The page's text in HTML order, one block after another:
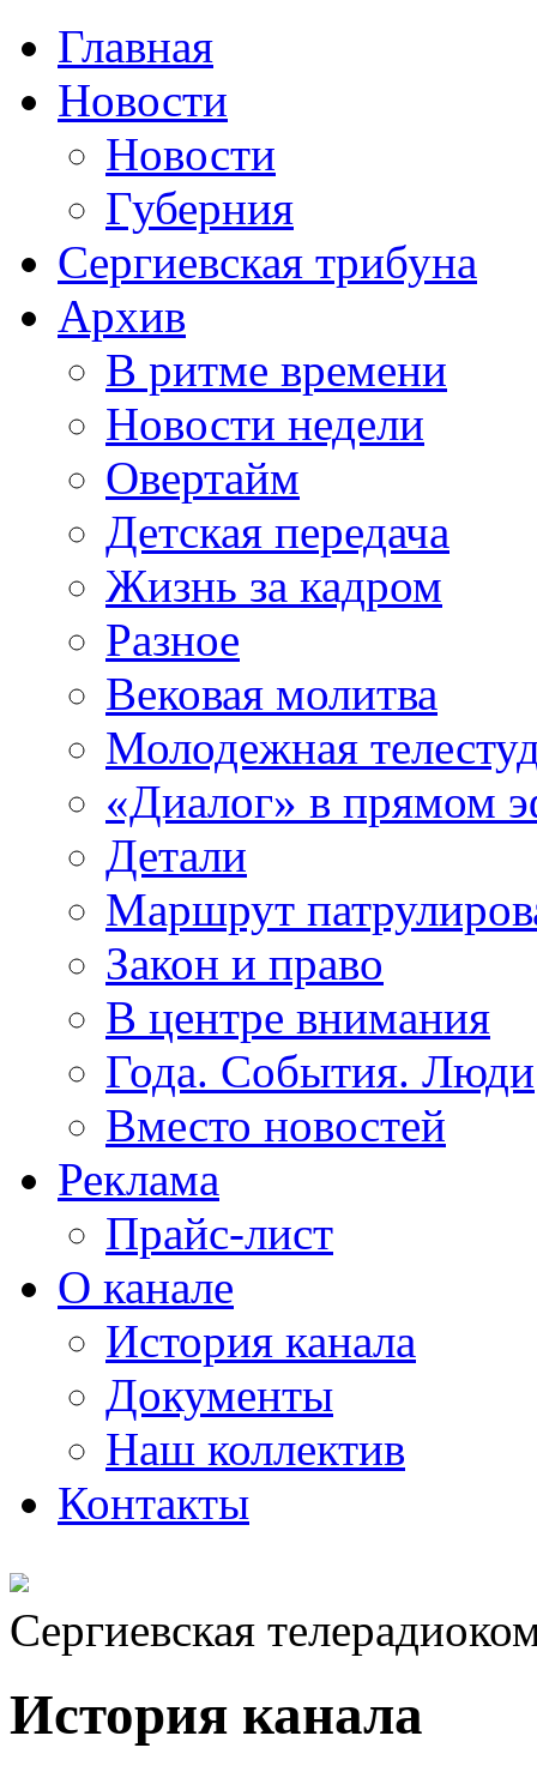
Главная
Новости
Новости
Губерния
Сергиевская трибуна
Архив
В ритме времени
Новости недели
Овертайм
Детская передача
Жизнь за кадром
Разное
Вековая молитва
Молодежная
«Диалог» в прямом
Детали
Маршрут
Закон и право
В центре внимания
Года. События. Люди
Вместо новостей
Реклама
Прайс-лист
О канале
История канала
Документы
Наш коллектив
Контакты
Сергиевская
История канала